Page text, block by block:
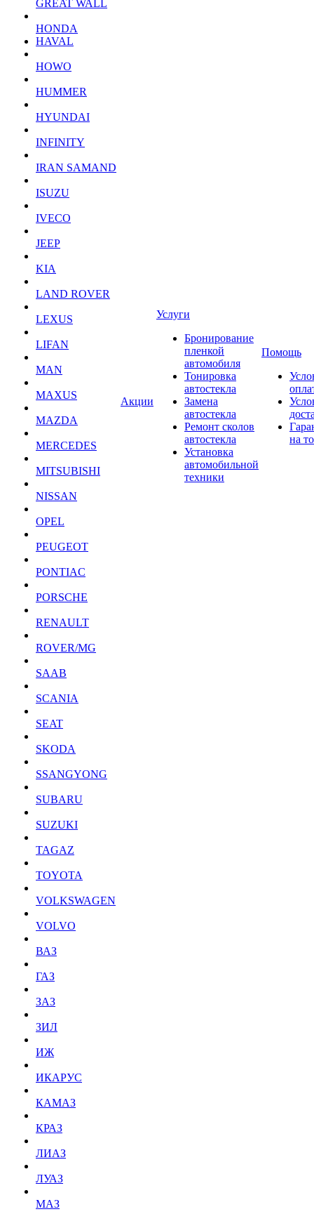
GREAT WALL
HONDA
HAVAL
HOWO
HUMMER
HYUNDAI
INFINITY
IRAN SAMAND
ISUZU
IVECO
JEEP
KIA
LAND ROVER
LEXUS
LIFAN
MAN
MAXUS
MAZDA
MERCEDES
MITSUBISHI
NISSAN
OPEL
PEUGEOT
PONTIAC
PORSCHE
RENAULT
ROVER/MG
SAAB
SCANIA
SEAT
SKODA
SSANGYONG
SUBARU
SUZUKI
TAGAZ
TOYOTA
VOLKSWAGEN
VOLVO
ВАЗ
ГАЗ
ЗАЗ
ЗИЛ
ИЖ
ИКАРУС
КАМАЗ
КРАЗ
ЛИАЗ
ЛУАЗ
МАЗ
Акции
Услуги
Бронирование
пленкой
автомобиля
Тонировка
автостекла
Замена
автостекла
Ремонт сколов
автостекла
Установка
автомобильной
техники
Помощь
на